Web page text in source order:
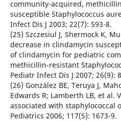
community-acquired,
susceptible Staphylococcus
Infect Dis J 2003; 22(7): 593-8.
(25) Szczesiul J, Shermock K,
decrease in clindamycin
of clindamycin for pediatric
methicillin-resistant
Pediatr Infect Dis J 2007; 26(9):
(26) González BE, Teruya J,
Edwards R; Lamberth LB, et al.
associated with staphylococcal
Pediatrics 2006; 117(5): 1673-9.